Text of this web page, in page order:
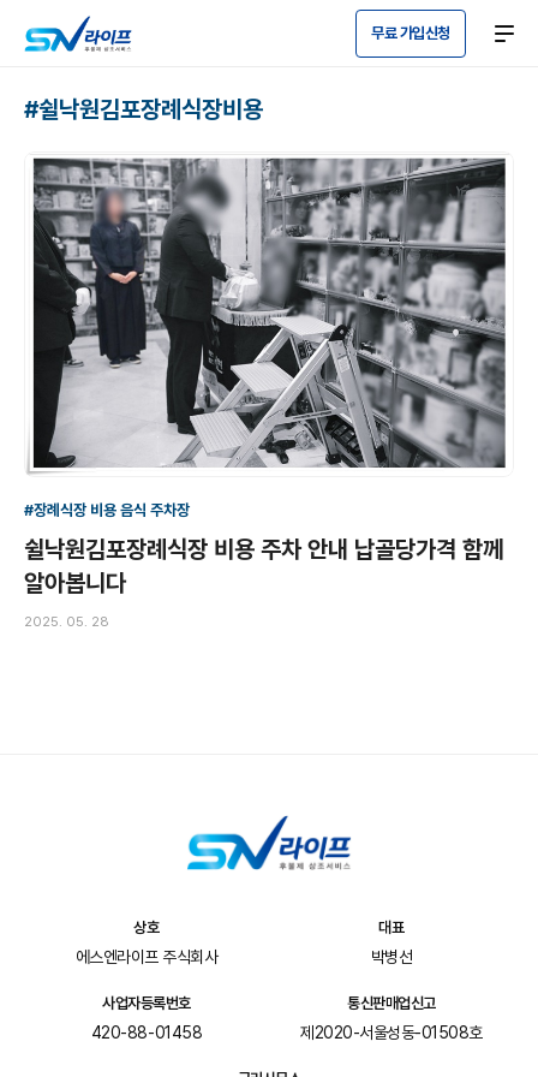
무료 가입신청
#쉴낙원김포장례식장비용
#장례식장 비용 음식 주차장
쉴낙원김포장례식장 비용 주차 안내 납골당가격 함께
알아봅니다
2025. 05. 28
상호
에스엔라이프 주식회사
대표
박병선
사업자등록번호
420-88-01458
통신판매업신고
제2020-서울성동-01508호